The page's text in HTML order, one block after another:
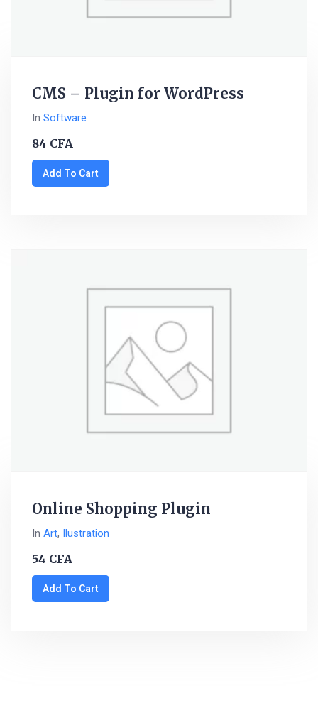
CMS – Plugin for WordPress
In Software
84 CFA
Add To Cart
Online Shopping Plugin
In Art, Ilustration
54 CFA
Add To Cart